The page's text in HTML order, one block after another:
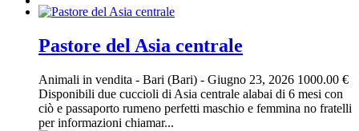
Pastore del Asia centrale
Animali in vendita - Bari (Bari) - Giugno 23, 2026 1000.00 €
Disponibili due cuccioli di Asia centrale alabai di 6 mesi con
ciò e passaporto rumeno perfetti maschio e femmina no fratelli
per informazioni chiamar...